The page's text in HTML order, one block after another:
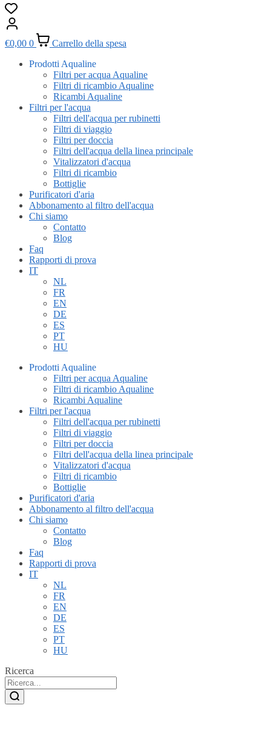
€0,00 0
Carrello della spesa
Prodotti Aqualine
Filtri per acqua Aqualine
Filtri di ricambio Aqualine
Ricambi Aqualine
Filtri per l'acqua
Filtri dell'acqua per rubinetti
Filtri di viaggio
Filtri per doccia
Filtri dell'acqua della linea principale
Vitalizzatori d'acqua
Filtri di ricambio
Bottiglie
Purificatori d'aria
Abbonamento al filtro dell'acqua
Chi siamo
Contatto
Blog
Faq
Rapporti di prova
IT
NL
FR
EN
DE
ES
PT
HU
Prodotti Aqualine
Filtri per acqua Aqualine
Filtri di ricambio Aqualine
Ricambi Aqualine
Filtri per l'acqua
Filtri dell'acqua per rubinetti
Filtri di viaggio
Filtri per doccia
Filtri dell'acqua della linea principale
Vitalizzatori d'acqua
Filtri di ricambio
Bottiglie
Purificatori d'aria
Abbonamento al filtro dell'acqua
Chi siamo
Contatto
Blog
Faq
Rapporti di prova
IT
NL
FR
EN
DE
ES
PT
HU
Ricerca